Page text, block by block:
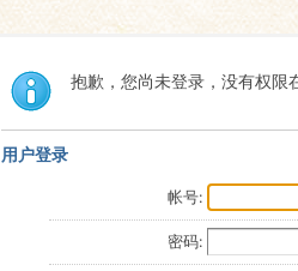
抱歉，您尚未登录，没有权限
用户登录
帐号:
密码: